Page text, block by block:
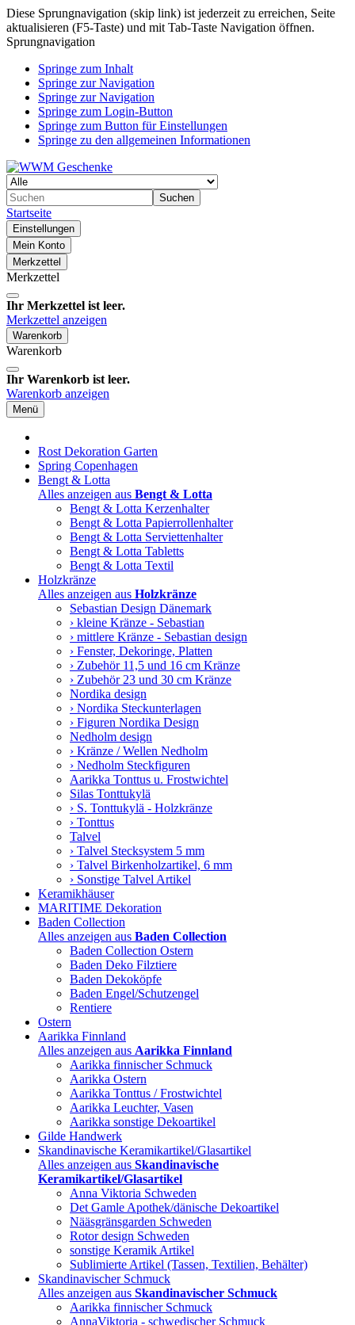
Diese Sprungnavigation (skip link) ist jederzeit zu erreichen, Seite
aktualisieren (F5-Taste) und mit Tab-Taste Navigation öffnen.
Sprungnavigation
Springe zum Inhalt
Springe zur Navigation
Springe zur Navigation
Springe zum Login-Button
Springe zum Button für Einstellungen
Springe zu den allgemeinen Informationen
Suchen
Startseite
Einstellungen
Mein Konto
Merkzettel
Merkzettel
Ihr Merkzettel ist leer.
Merkzettel anzeigen
Warenkorb
Warenkorb
Ihr Warenkorb ist leer.
Warenkorb anzeigen
Menü
Rost Dekoration Garten
Spring Copenhagen
Bengt & Lotta
Alles anzeigen aus Bengt & Lotta
Bengt & Lotta Kerzenhalter
Bengt & Lotta Papierrollenhalter
Bengt & Lotta Serviettenhalter
Bengt & Lotta Tabletts
Bengt & Lotta Textil
Holzkränze
Alles anzeigen aus Holzkränze
Sebastian Design Dänemark
› kleine Kränze - Sebastian
› mittlere Kränze - Sebastian design
› Fenster, Dekoringe, Platten
› Zubehör 11,5 und 16 cm Kränze
› Zubehör 23 und 30 cm Kränze
Nordika design
› Nordika Steckunterlagen
› Figuren Nordika Design
Nedholm design
› Kränze / Wellen Nedholm
› Nedholm Steckfiguren
Aarikka Tonttus u. Frostwichtel
Silas Tonttukylä
› S. Tonttukylä - Holzkränze
› Tonttus
Talvel
› Talvel Stecksystem 5 mm
› Talvel Birkenholzartikel, 6 mm
› Sonstige Talvel Artikel
Keramikhäuser
MARITIME Dekoration
Baden Collection
Alles anzeigen aus Baden Collection
Baden Collection Ostern
Baden Deko Filztiere
Baden Dekoköpfe
Baden Engel/Schutzengel
Rentiere
Ostern
Aarikka Finnland
Alles anzeigen aus Aarikka Finnland
Aarikka finnischer Schmuck
Aarikka Ostern
Aarikka Tonttus / Frostwichtel
Aarikka Leuchter, Vasen
Aarikka sonstige Dekoartikel
Gilde Handwerk
Skandinavische Keramikartikel/Glasartikel
Alles anzeigen aus Skandinavische
Keramikartikel/Glasartikel
Anna Viktoria Schweden
Det Gamle Apothek/dänische Dekoartikel
Nääsgränsgarden Schweden
Rotor design Schweden
sonstige Keramik Artikel
Sublimierte Artikel (Tassen, Textilien, Behälter)
Skandinavischer Schmuck
Alles anzeigen aus Skandinavischer Schmuck
Aarikka finnischer Schmuck
AnnaViktoria - schwedischer Schmuck